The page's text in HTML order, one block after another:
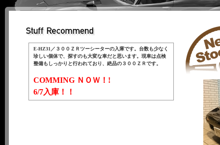
E-HZ31／３００ＺＲツーシーターの入庫です。台数も少なく
珍しい個体で、探すのも大変な車だと思います。現車は点検
整備もしっかりと行われており、絶品の３００ＺＲです。
COMMING ＮＯＷ！!
6/7入庫！！